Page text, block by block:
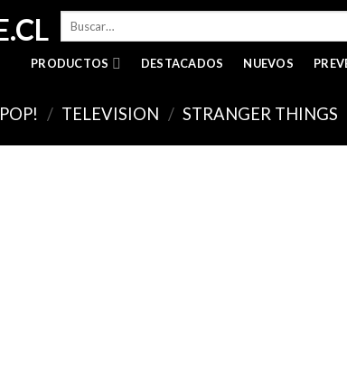
Buscar
PRODUCTOS DESTACADOS NUEVOS
POP! / TELEVISION / STRANGER THINGS